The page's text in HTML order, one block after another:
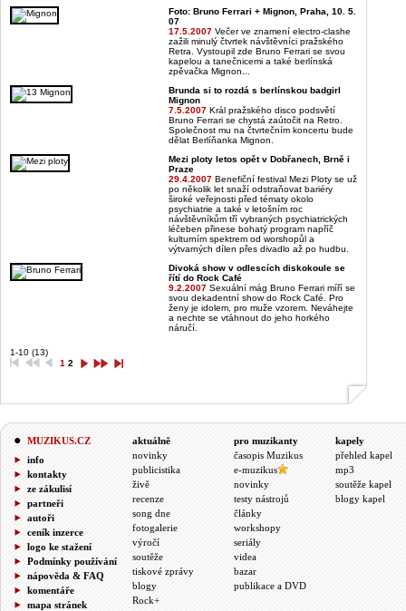
Foto: Bruno Ferrari + Mignon, Praha, 10. 5.
07
17.5.2007 Večer ve znamení electro-clashe
zažili minulý čtvrtek návštěvníci pražského
Retra. Vystoupil zde Bruno Ferrari se svou
kapelou a tanečnicemi a také berlínská
zpěvačka Mignon...
Brunda si to rozdá s berlínskou badgirl
Mignon
7.5.2007 Král pražského disco podsvětí
Bruno Ferrari se chystá zaútočit na Retro.
Společnost mu na čtvrtečním koncertu bude
dělat Berlíňanka Mignon.
Mezi ploty letos opět v Dobřanech, Brně i
Praze
29.4.2007 Benefiční festival Mezi Ploty se už
po několik let snaží odstraňovat bariéry
široké veřejnosti před tématy okolo
psychiatrie a také v letošním roc
návštěvníkům tří vybraných psychiatrických
léčeben přinese bohatý program napříč
kulturním spektrem od worshopůl a
výtvarných dílen přes divadlo až po hudbu.
Divoká show v odlescích diskokoule se
řítí do Rock Café
9.2.2007 Sexuální mág Bruno Ferrari míří se
svou dekadentní show do Rock Café. Pro
ženy je idolem, pro muže vzorem. Neváhejte
a nechte se vtáhnout do jeho horkého
náručí.
1-10 (13)
1 2
MUZIKUS.CZ
info
kontakty
ze zákulisí
partneři
autoři
ceník inzerce
logo ke stažení
Podmínky používání
nápověda & FAQ
komentáře
mapa stránek
aktuálně
novinky
publicistika
živě
recenze
song dne
fotogalerie
výročí
soutěže
tiskové zprávy
blogy
Rock+
pro muzikanty
časopis Muzikus
e-muzikus
novinky
testy nástrojů
články
workshopy
seriály
videa
bazar
publikace a DVD
kapely
přehled kapel
mp3
soutěže kapel
blogy kapel